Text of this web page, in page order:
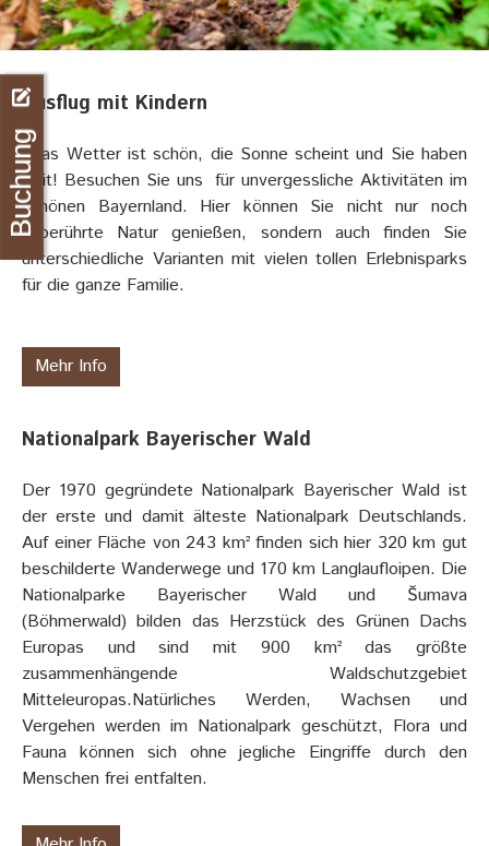
Ausflug mit Kindern
Das Wetter ist schön, die Sonne scheint und Sie haben
Zeit! Besuchen Sie uns für unvergessliche Aktivitäten im
schönen Bayernland. Hier können Sie nicht nur noch
unberührte Natur genießen, sondern auch finden Sie
unterschiedliche Varianten mit vielen tollen Erlebnisparks
für die ganze Familie.
Mehr Info
Nationalpark Bayerischer Wald
Der 1970 gegründete Nationalpark Bayerischer Wald ist
der erste und damit älteste Nationalpark Deutschlands.
Auf einer Fläche von 243 km² finden sich hier 320 km gut
beschilderte Wanderwege und 170 km Langlaufloipen. Die
Nationalparke Bayerischer Wald und Šumava
(Böhmerwald) bilden das Herzstück des Grünen Dachs
Europas und sind mit 900 km² das größte
zusammenhängende Waldschutzgebiet
Mitteleuropas.Natürliches Werden, Wachsen und
Vergehen werden im Nationalpark geschützt, Flora und
Fauna können sich ohne jegliche Eingriffe durch den
Menschen frei entfalten.
Buchung